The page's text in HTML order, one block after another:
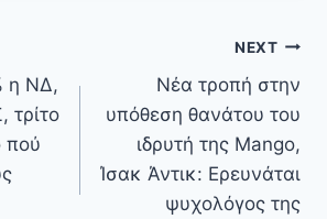
η ΝΔ,
τρίτο
NEXT
Νέα τροπή στην
υπόθεση θανάτου του
ιδρυτή της Mango,
Ίσακ Άντικ: Ερευνάται
ψυχολόγος της